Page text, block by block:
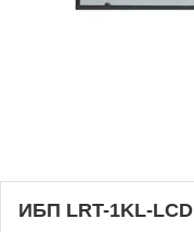
ИБП LRT-1KL-LCD